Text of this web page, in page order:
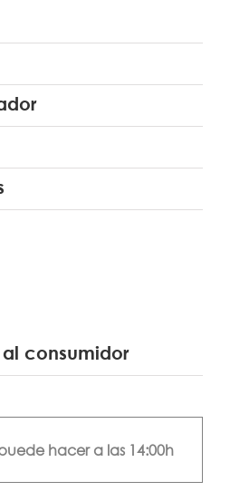
consumidor
hacer a las 14:00h